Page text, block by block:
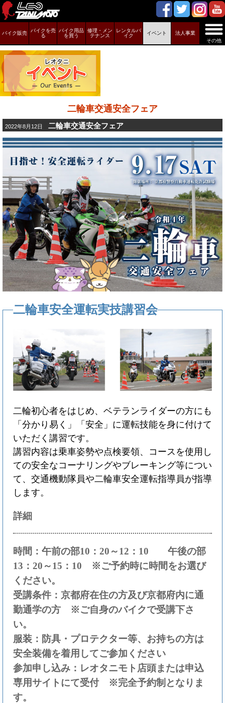
その他
バイク販売
バイクを売
る
バイク用品
を買う
修理・メン
テナンス
レンタルバ
イク
イベント 法人事業
二輪車交通安全フェア
2022年8月12日 二輪車交通安全フェア
二輪車安全運転実技講習会
二輪初心者をはじめ、ベテランライダーの方にも
「分かり易く」「安全」に運転技能を身に付けて
いただく講習です。
講習内容は乗車姿勢や点検要領、コースを使用し
ての安全なコーナリングやブレーキング等につい
て、交通機動隊員や二輪車安全運転指導員が指導
します。
詳細
時間：午前の部10：20～12：10 午後の部
13：20～15：10 ※ご予約時に時間をお選び
ください。
受講条件：京都府在住の方及び京都府内に通
勤通学の方 ※ご自身のバイクで受講下さ
い。
服装：防具・プロテクター等、お持ちの方は
安全装備を着用してご参加ください
参加申し込み：レオタニモト店頭または申込
専用サイトにて受付 ※完全予約制となりま
す。